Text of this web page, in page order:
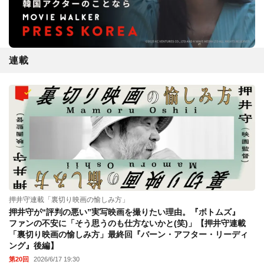
連載
押井守連載「裏切り映画の愉しみ方」
押井守が“評判の悪い”実写映画を撮りたい理由。『ボトムズ』
ファンの不安に「そう思うのも仕方ないかと(笑)」【押井守連載
「裏切り映画の愉しみ方」最終回『バーン・アフター・リーディ
ング』後編】
第20回 2026/6/17 19:30